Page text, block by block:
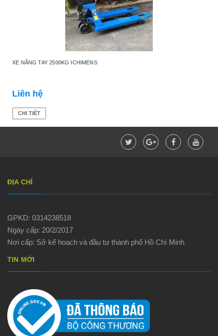
XE NÂNG TAY 2500KG ICHIMENS
Liên hệ
CHI TIẾT
ĐỊA CHỈ
GPKD: 0314238518
Ngày cấp: 20/2/2017
Nơi cấp: Sở kế hoạch và đầu tư thành phố Hồ Chí Minh
TIN MỚI